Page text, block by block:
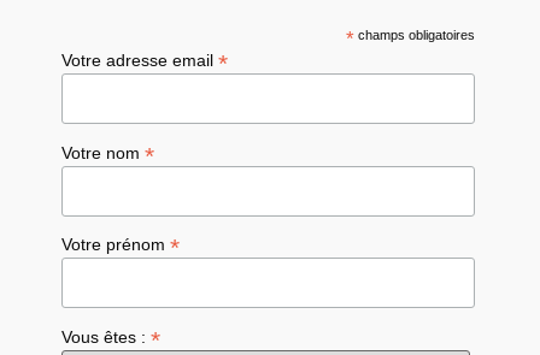
*champs obligatoires
Votre adresse email*
Votre nom*
Votre prénom*
Vous êtes :*